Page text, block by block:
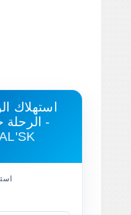
استهلاك
الرحلة